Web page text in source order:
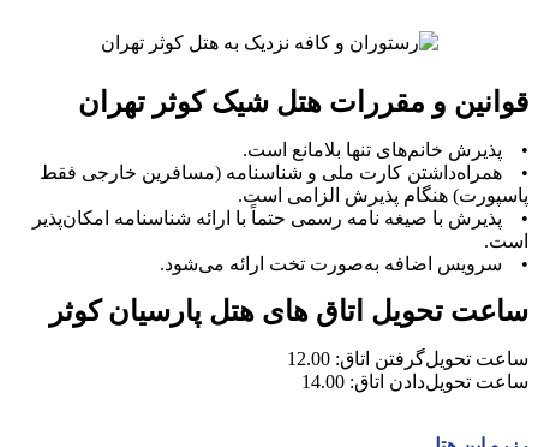
قوانین و مقررات هتل شیک کوثر تهران
• پذیرش خانم‌های تنها بلامانع است.
• همراه‌داشتن کارت ملی و شناسنامه (مسافرین خارجی فقط
پاسپورت) هنگام پذیرش الزامی است.
• پذیرش با صیغه نامه رسمی حتماً با ارائه شناسنامه امکان‌پذیر
است.
• سرویس اضافه به‌صورت تخت ارائه می‌شود.
ساعت تحویل اتاق های هتل پارسیان کوثر
ساعت تحویل‌گرفتن اتاق: 12.00
ساعت تحویل‌دادن اتاق: 14.00